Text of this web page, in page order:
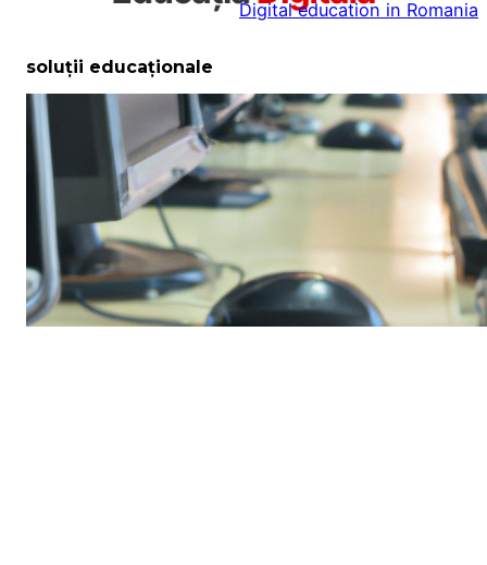
Digital education in Romania
soluții educaționale